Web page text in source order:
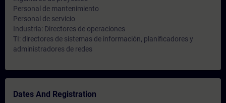
Personal de mantenimiento
Personal de servicio
Industria: Directores de operaciones
TI: directores de sistemas de información, planificadores y
administradores de redes
Dates And Registration